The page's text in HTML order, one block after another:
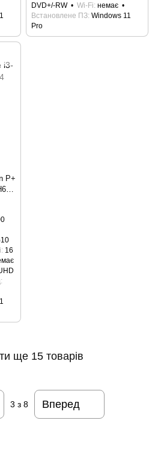
DVD+/-RW
Wi-Fi немає
Встановлене ПЗ Windows 11
Pro
P+
16
ще 15 товарів
3 з 8 Вперед